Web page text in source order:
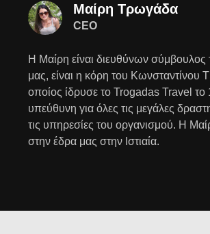
Μαίρη Τρωγάδα
CEO
Η Μαίρη είναι διευθύνων σύμβουλος
μας, είναι η κόρη του Κωνσταντίνου
οποίος ίδρυσε το Trogadas Travel το
υπεύθυνη για όλες τις μεγάλες
τις υπηρεσίες του οργανισμού. Η
στην έδρα μας στην Ιστιαία.